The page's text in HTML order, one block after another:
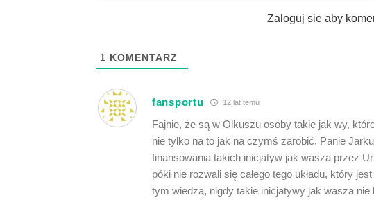
Zaloguj sie aby
1 KOMENTARZ
fansportu 12 lat temu
Fajnie, że są w Olkuszu osoby takie jak wy,
nie tylko na to jak na czymś zarobić. Panie
finansowania takich inicjatyw jak wasza przez
póki nie rozwali się całego tego układu, który
tym wiedzą, nigdy takie inicjatywy jak wasza nie